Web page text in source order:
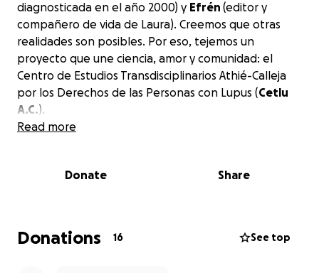
diagnosticada en el año 2000) y Efrén (editor y
compañero de vida de Laura). Creemos que otras
realidades son posibles. Por eso, tejemos un
proyecto que une ciencia, amor y comunidad: el
Centro de Estudios Transdisciplinarios Athié-Calleja
por los Derechos de las Personas con Lupus (Cetlu
A.C.).
colectivo, han sido seleccionados para presentarse
celebrará en Barcelona, España.
ocasión fuimos seleccionados con tres trabajos!
Read more
Donate Share
Donations 16 See top